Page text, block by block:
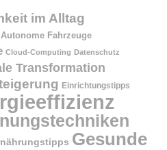
im Alltag
Autonome Fahrzeuge
Cloud-Computing Datenschutz
Transformation
Einrichtungstipps
Gesunde